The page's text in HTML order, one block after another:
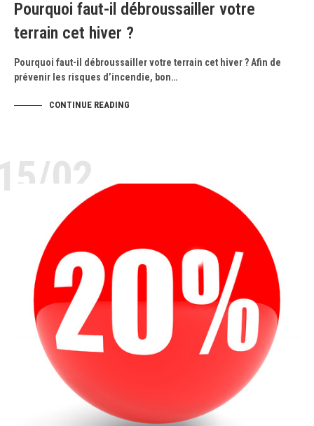
Pourquoi faut-il débroussailler votre
terrain cet hiver ?
Pourquoi faut-il débroussailler votre terrain cet hiver ? Afin de
prévenir les risques d’incendie, bon…
CONTINUE READING
02